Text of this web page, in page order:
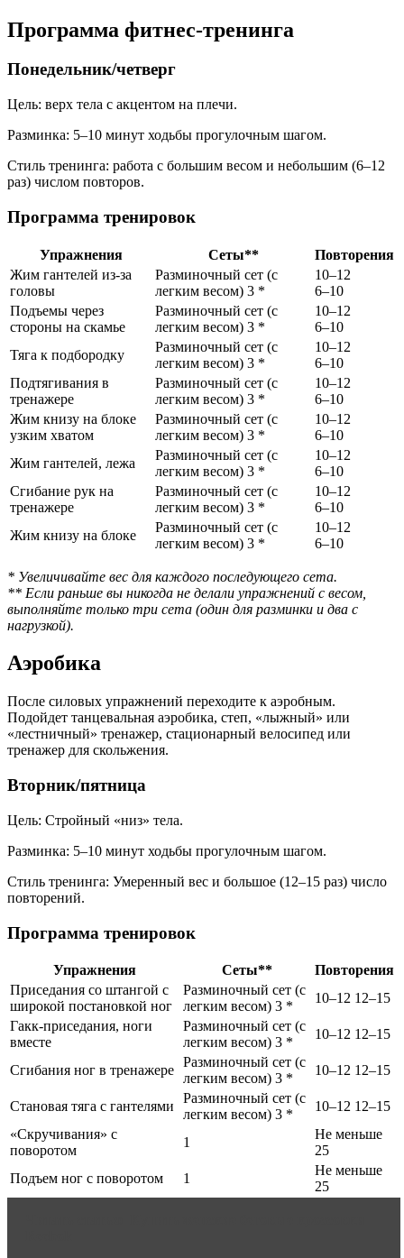
Программа фитнес-тренинга
Понедельник/четверг
Цель: верх тела с акцентом на плечи.
Разминка: 5–10 минут ходьбы прогулочным шагом.
Стиль тренинга: работа с большим весом и небольшим (6–12
раз) числом повторов.
Программа тренировок
Упражнения Сеты**
Повторения
Жим гантелей из-за
головы
Разминочный сет (с
легким весом) 3 *
10–12
6–10
Подъемы через
стороны на скамье
Разминочный сет (с
легким весом) 3 *
10–12
6–10
Тяга к подбородку
Разминочный сет (с
легким весом) 3 *
10–12
6–10
Подтягивания в
тренажере
Разминочный сет (с
легким весом) 3 *
10–12
6–10
Жим книзу на блоке
узким хватом
Разминочный сет (с
легким весом) 3 *
10–12
6–10
Жим гантелей, лежа
Разминочный сет (с
легким весом) 3 *
10–12
6–10
Сгибание рук на
тренажере
Разминочный сет (с
легким весом) 3 *
10–12
6–10
Жим книзу на блоке
Разминочный сет (с
легким весом) 3 *
10–12
6–10
* Увеличивайте вес для каждого последующего сета.
** Если раньше вы никогда не делали упражнений с весом,
выполняйте только три сета (один для разминки и два с
нагрузкой).
Аэробика
После силовых упражнений переходите к аэробным.
Подойдет танцевальная аэробика, степ, «лыжный» или
«лестничный» тренажер, стационарный велосипед или
тренажер для скольжения.
Вторник/пятница
Цель: Стройный «низ» тела.
Разминка: 5–10 минут ходьбы прогулочным шагом.
Стиль тренинга: Умеренный вес и большое (12–15 раз) число
повторений.
Программа тренировок
Упражнения Сеты**
Повторения
Приседания со штангой с
широкой постановкой ног
Разминочный сет (с
легким весом) 3 *
10–12 12–15
Гакк-приседания, ноги
вместе
Разминочный сет (с
легким весом) 3 *
10–12 12–15
Сгибания ног в тренажере
Разминочный сет (с
легким весом) 3 *
10–12 12–15
Становая тяга с гантелями
Разминочный сет (с
легким весом) 3 *
10–12 12–15
«Скручивания» с
поворотом
1
Не меньше
25
Подъем ног с поворотом
1
Не меньше
25